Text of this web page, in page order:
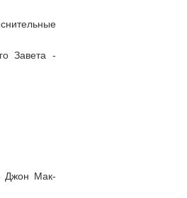
Завета -
Джон Мак-